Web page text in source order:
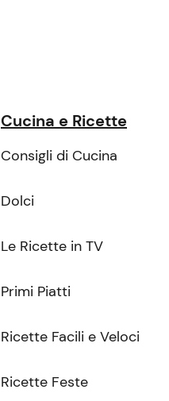
Cucina e Ricette
Consigli di Cucina
Dolci
Le Ricette in TV
Primi Piatti
Ricette Facili e Veloci
Ricette Feste